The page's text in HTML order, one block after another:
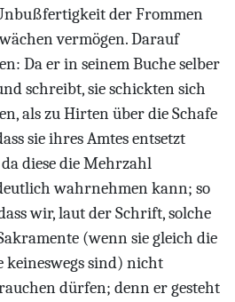
der Frommen
vermögen. Darauf
Da er in seinem Buche selber
schreibt, sie schickten sich
als zu Hirten über die Schafe
sie ihres Amtes entsetzt
diese die Mehrzahl
wahrnehmen kann; so
wir, laut der Schrift, solche
(wenn sie gleich die
keineswegs sind) nicht
dürfen; denn er gesteht